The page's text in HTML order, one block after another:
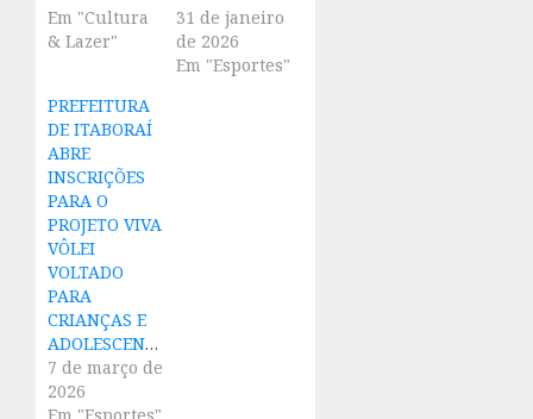
Em "Cultura
& Lazer"
31 de janeiro
de 2026
Em "Esportes"
PREFEITURA
DE ITABORAÍ
ABRE
INSCRIÇÕES
PARA O
PROJETO VIVA
VÔLEI
VOLTADO
PARA
CRIANÇAS E
ADOLESCENTES
7 de março de
2026